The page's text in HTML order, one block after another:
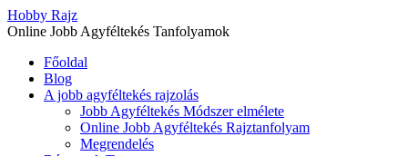
Hobby Rajz
Online Jobb Agyféltekés Tanfolyamok
Főoldal
Blog
A jobb agyféltekés rajzolás
Jobb Agyféltekés Módszer elmélete
Online Jobb Agyféltekés Rajztanfolyam
Megrendelés